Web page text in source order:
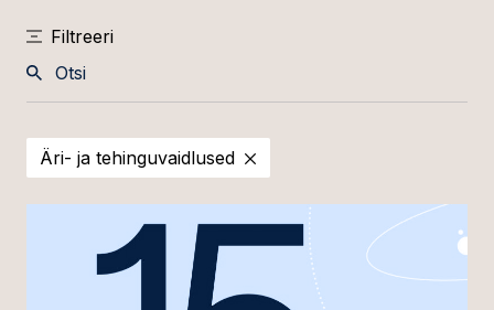
Filtreeri
Äri- ja tehinguvaidlused